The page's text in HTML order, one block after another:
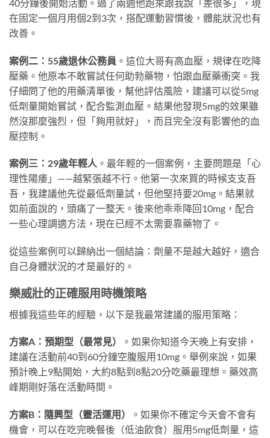
40分鐘後開始活動。過了兩週他跑來跟我說「差很多」，現
在固定一個月用個2到3次，搭配運動習慣後，體能狀況也有
改善。
案例二：55歲退休公務員 。這位大哥有高血壓，規律在吃降
壓藥。他原本不敢嘗試任何助勃藥物，怕跟血壓藥衝突。我
仔細問了他的用藥清單後，幫他評估風險，建議可以從5mg
低劑量開始嘗試，配合監測血壓。結果他發現5mg的效果雖
然沒那麼強烈，但「夠用就好」，而且完全沒有影響他的血
壓控制。
案例三：29歲年輕人 。最年輕的一個案例，主要問題是「心
理性陽痿」——越緊張越不行。他第一次來買的時候支支吾
吾，我建議他先從最低劑量試，但他堅持要20mg。結果就
如前面說的，頭痛了一整天。後來他乖乖降回10mg，配合
一些心理調適方法，現在已經不太需要靠藥物了。
從這些案例可以歸納出一個結論：劑量不是越大越好，適合
自己身體狀況的才是最好的。
樂威壯的正確服用時機策略
根據我這些年的經驗，以下是我最常建議的服用策略：
方案A：預期型（最常見）
。如果你知道今天晚上有安排，
建議在活動前40到60分鐘空腹服用10mg。舉例來說，如果
預計晚上9點開始，大約8點到8點20分吃藥最理想。藥效高
峰期剛好落在活動時間。
方案B：隨興型（靈活運用）
。如果你不確定今天會不會有
機會，可以在吃完晚餐後（低油飲食）服用5mg低劑量，這